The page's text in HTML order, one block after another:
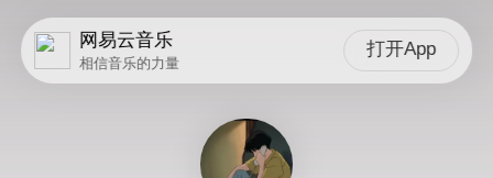
网易云音乐
相信音乐的力量
打开App